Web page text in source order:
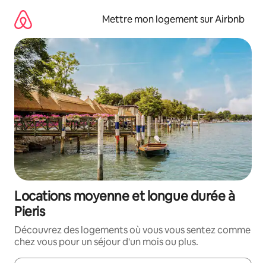
directement
contenu
Mettre mon logement sur Airbnb
Locations moyenne et longue durée à
Pieris
Découvrez des logements où vous vous sentez comme
chez vous pour un séjour d'un mois ou plus.